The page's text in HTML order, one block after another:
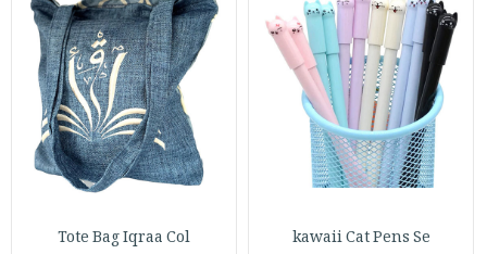
kawaii Cat Pens Se
Tote Bag Iqraa Col